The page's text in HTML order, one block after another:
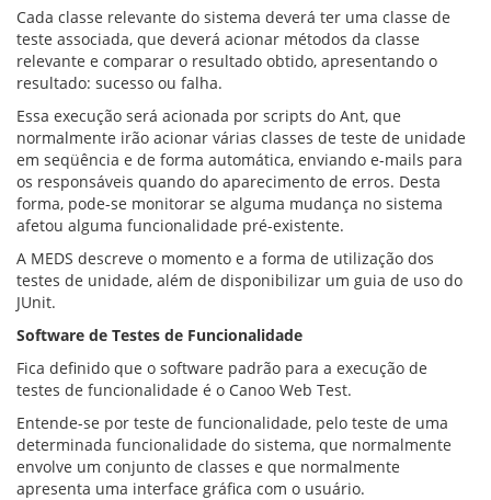
Cada classe relevante do sistema deverá ter uma classe de
teste associada, que deverá acionar métodos da classe
relevante e comparar o resultado obtido, apresentando o
resultado: sucesso ou falha.
Essa execução será acionada por scripts do Ant, que
normalmente irão acionar várias classes de teste de unidade
em seqüência e de forma automática, enviando e-mails para
os responsáveis quando do aparecimento de erros. Desta
forma, pode-se monitorar se alguma mudança no sistema
afetou alguma funcionalidade pré-existente.
A MEDS descreve o momento e a forma de utilização dos
testes de unidade, além de disponibilizar um guia de uso do
JUnit.
Software de Testes de Funcionalidade
Fica definido que o software padrão para a execução de
testes de funcionalidade é o Canoo Web Test.
Entende-se por teste de funcionalidade, pelo teste de uma
determinada funcionalidade do sistema, que normalmente
envolve um conjunto de classes e que normalmente
apresenta uma interface gráfica com o usuário.